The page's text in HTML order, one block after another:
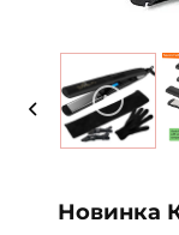
Новинка